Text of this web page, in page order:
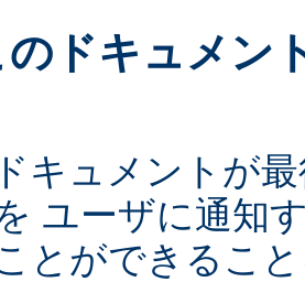
のドキュメン
キュメントが
ユーザに通知
とができるこ